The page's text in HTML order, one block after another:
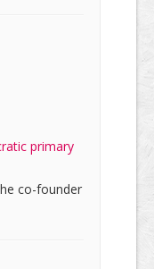
primary
co-founder